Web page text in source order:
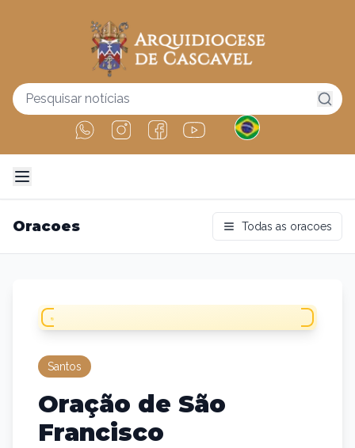
Oracoes Todas as oracoes
Santos
Oração de São
Francisco